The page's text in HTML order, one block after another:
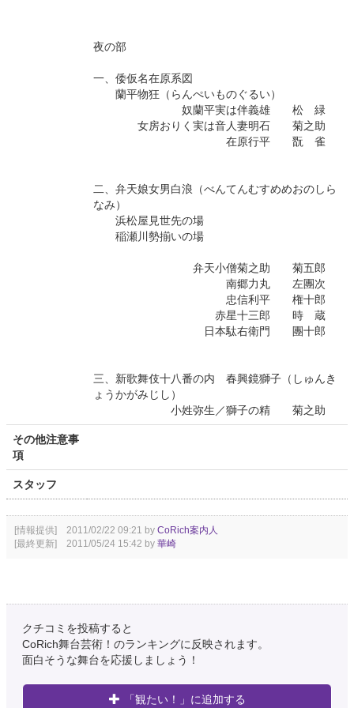
夜の部
一、倭仮名在原系図
蘭平物狂（らんぺいものぐるい）
奴蘭平実は伴義雄 松 緑
女房おりく実は音人妻明石 菊之助
在原行平 翫 雀
二、弁天娘女男白浪（べんてんむすめめおのしら
なみ）
浜松屋見世先の場
稲瀬川勢揃いの場
弁天小僧菊之助 菊五郎
南郷力丸 左團次
忠信利平 権十郎
赤星十三郎 時 蔵
日本駄右衛門 團十郎
三、新歌舞伎十八番の内 春興鏡獅子（しゅんき
ょうかがみじし）
小姓弥生／獅子の精 菊之助
その他注意事
項
スタッフ
[情報提供] 2011/02/22 09:21 by CoRich案内人
[最終更新] 2011/05/24 15:42 by 華崎
クチコミを投稿すると
CoRich舞台芸術！のランキングに反映されます。
面白そうな舞台を応援しましょう！
「観たい！」に追加する